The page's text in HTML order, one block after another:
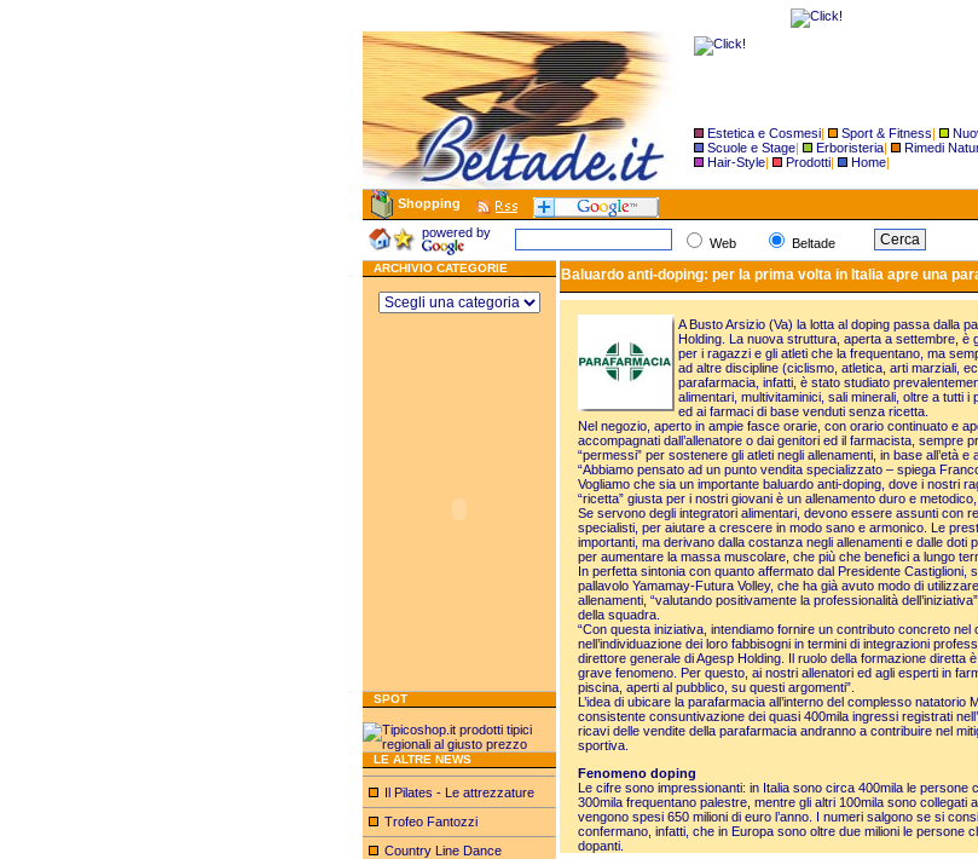
Estetica e Cosmesi| Sport & Fitness|
Scuole e Stage| Erboristeria| Rimedi
Hair-Style| Prodotti| Home|
Shopping
powered by
Web Beltade
ARCHIVIO CATEGORIE
SPOT
LE ALTRE NEWS
Il Pilates - Le attrezzature
Trofeo Fantozzi
Country Line Dance
Baluardo anti-doping: per la prima volta in Italia apre una
A Busto Arsizio (Va) la lotta al doping passa dalla
Holding. La nuova struttura, aperta a settembre, è
per i ragazzi e gli atleti che la frequentano, ma
ad altre discipline (ciclismo, atletica, arti marziali,
parafarmacia, infatti, è stato studiato
alimentari, multivitaminici, sali minerali, oltre a tutti
ed ai farmaci di base venduti senza ricetta.
Nel negozio, aperto in ampie fasce orarie, con orario continuato e
accompagnati dall’allenatore o dai genitori ed il farmacista, sempre
“permessi” per sostenere gli atleti negli allenamenti, in base all’età e
“Abbiamo pensato ad un punto vendita specializzato – spiega
Vogliamo che sia un importante baluardo anti-doping, dove i nostri
“ricetta” giusta per i nostri giovani è un allenamento duro e
Se servono degli integratori alimentari, devono essere assunti con
specialisti, per aiutare a crescere in modo sano e armonico. Le
importanti, ma derivano dalla costanza negli allenamenti e dalle doti
per aumentare la massa muscolare, che più che benefici a lungo
In perfetta sintonia con quanto affermato dal Presidente Castiglioni,
pallavolo Yamamay-Futura Volley, che ha già avuto modo di
allenamenti, “valutando positivamente la professionalità
della squadra.
“Con questa iniziativa, intendiamo fornire un contributo concreto
nell’individuazione dei loro fabbisogni in termini di integrazioni
direttore generale di Agesp Holding. Il ruolo della formazione diretta
grave fenomeno. Per questo, ai nostri allenatori ed agli esperti in
piscina, aperti al pubblico, su questi argomenti”.
L’idea di ubicare la parafarmacia all’interno del complesso
consistente consuntivazione dei quasi 400mila ingressi registrati
ricavi delle vendite della parafarmacia andranno a contribuire nel
sportiva.
Fenomeno doping
Le cifre sono impressionanti: in Italia sono circa 400mila le persone
300mila frequentano palestre, mentre gli altri 100mila sono collegati
vengono spesi 650 milioni di euro l’anno. I numeri salgono se si
confermano, infatti, che in Europa sono oltre due milioni le persone
dopanti.